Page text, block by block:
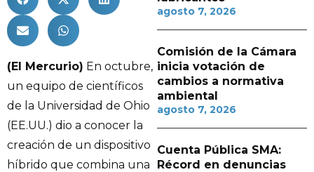
(El Mercurio) En octubre,
un equipo de científicos
de la Universidad de Ohio
(EE.UU.) dio a conocer la
creación de un dispositivo
híbrido que combina una
agosto 7, 2026
Comisión de la Cámara
inicia votación de
cambios a normativa
ambiental
agosto 7, 2026
Cuenta Pública SMA:
Récord en denuncias